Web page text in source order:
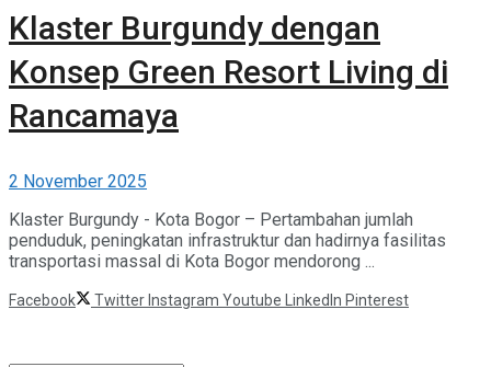
Klaster Burgundy dengan
Konsep Green Resort Living di
Rancamaya
2 November 2025
Klaster Burgundy - Kota Bogor – Pertambahan jumlah
penduduk, peningkatan infrastruktur dan hadirnya fasilitas
transportasi massal di Kota Bogor mendorong ...
Facebook Twitter Instagram Youtube LinkedIn Pinterest